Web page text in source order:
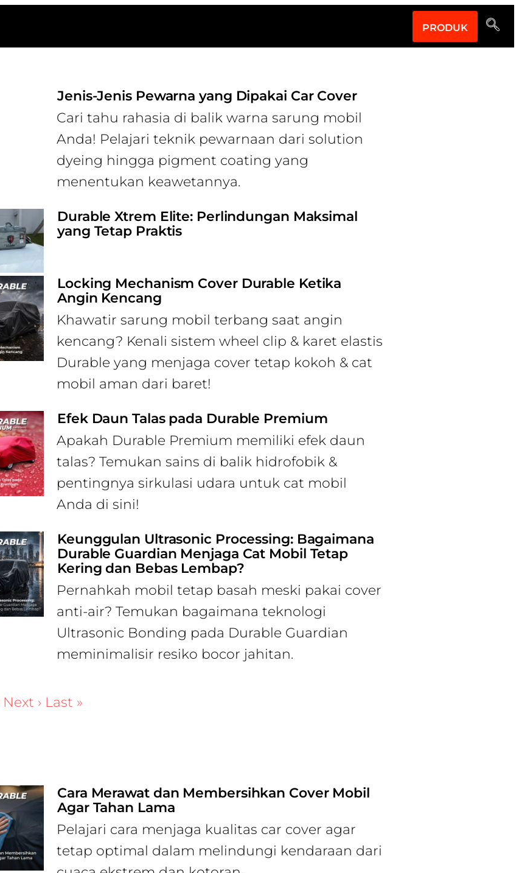
PRODUK
Jenis-Jenis Pewarna yang Dipakai Car Cover
Cari tahu rahasia di balik warna sarung mobil
Anda! Pelajari teknik pewarnaan dari solution
dyeing hingga pigment coating yang
menentukan keawetannya.
Durable Xtrem Elite: Perlindungan Maksimal
yang Tetap Praktis
Locking Mechanism Cover Durable Ketika
Angin Kencang
Khawatir sarung mobil terbang saat angin
kencang? Kenali sistem wheel clip & karet elastis
Durable yang menjaga cover tetap kokoh & cat
mobil aman dari baret!
Efek Daun Talas pada Durable Premium
Apakah Durable Premium memiliki efek daun
talas? Temukan sains di balik hidrofobik &
pentingnya sirkulasi udara untuk cat mobil
Anda di sini!
Keunggulan Ultrasonic Processing: Bagaimana
Durable Guardian Menjaga Cat Mobil Tetap
Kering dan Bebas Lembap?
Pernahkah mobil tetap basah meski pakai cover
anti-air? Temukan bagaimana teknologi
Ultrasonic Bonding pada Durable Guardian
meminimalisir resiko bocor jahitan.
Next › Last »
Cara Merawat dan Membersihkan Cover Mobil
Agar Tahan Lama
Pelajari cara menjaga kualitas car cover agar
tetap optimal dalam melindungi kendaraan dari